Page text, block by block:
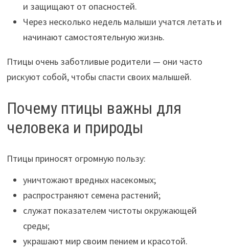
и защищают от опасностей.
Через несколько недель малыши учатся летать и
начинают самостоятельную жизнь.
Птицы очень заботливые родители — они часто
рискуют собой, чтобы спасти своих малышей.
Почему птицы важны для
человека и природы
Птицы приносят огромную пользу:
уничтожают вредных насекомых;
распространяют семена растений;
служат показателем чистоты окружающей
среды;
украшают мир своим пением и красотой.